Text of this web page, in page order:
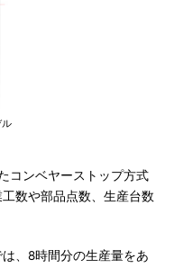
ル
コンベヤーストップ方式
数や部品点数、生産台数
、8時間分の生産量をあ